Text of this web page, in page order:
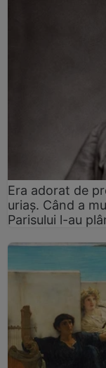
Era adorat de
uriaș. Când a
Parisului l-au